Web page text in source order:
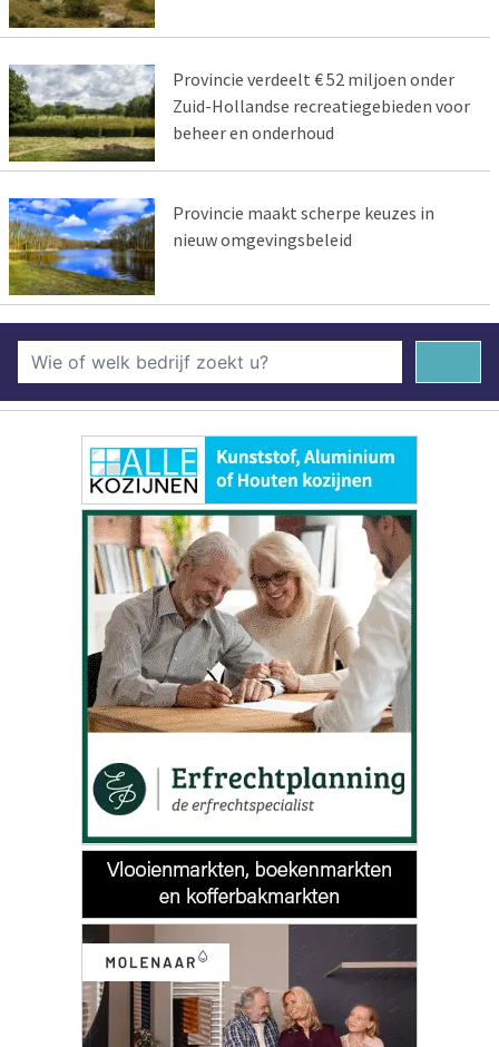
Provincie verdeelt € 52 miljoen onder
Zuid-Hollandse recreatiegebieden voor
beheer en onderhoud
Provincie maakt scherpe keuzes in
nieuw omgevingsbeleid